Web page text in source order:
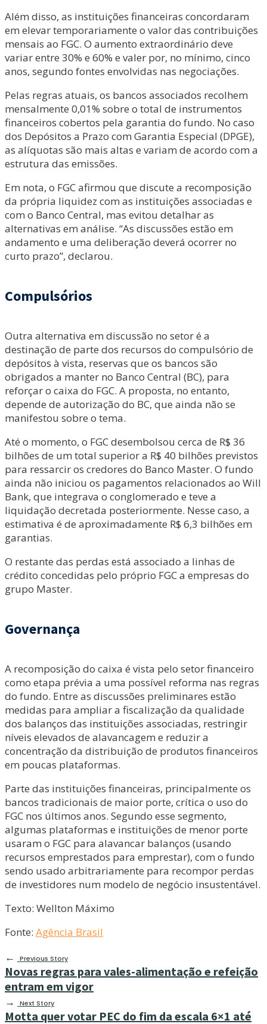
Além disso, as instituições financeiras concordaram
em elevar temporariamente o valor das contribuições
mensais ao FGC. O aumento extraordinário deve
variar entre 30% e 60% e valer por, no mínimo, cinco
anos, segundo fontes envolvidas nas negociações.
Pelas regras atuais, os bancos associados recolhem
mensalmente 0,01% sobre o total de instrumentos
financeiros cobertos pela garantia do fundo. No caso
dos Depósitos a Prazo com Garantia Especial (DPGE),
as alíquotas são mais altas e variam de acordo com a
estrutura das emissões.
Em nota, o FGC afirmou que discute a recomposição
da própria liquidez com as instituições associadas e
com o Banco Central, mas evitou detalhar as
alternativas em análise. “As discussões estão em
andamento e uma deliberação deverá ocorrer no
curto prazo”, declarou.
Compulsórios
Outra alternativa em discussão no setor é a
destinação de parte dos recursos do compulsório de
depósitos à vista, reservas que os bancos são
obrigados a manter no Banco Central (BC), para
reforçar o caixa do FGC. A proposta, no entanto,
depende de autorização do BC, que ainda não se
manifestou sobre o tema.
Até o momento, o FGC desembolsou cerca de R$ 36
bilhões de um total superior a R$ 40 bilhões previstos
para ressarcir os credores do Banco Master. O fundo
ainda não iniciou os pagamentos relacionados ao Will
Bank, que integrava o conglomerado e teve a
liquidação decretada posteriormente. Nesse caso, a
estimativa é de aproximadamente R$ 6,3 bilhões em
garantias.
O restante das perdas está associado a linhas de
crédito concedidas pelo próprio FGC a empresas do
grupo Master.
Governança
A recomposição do caixa é vista pelo setor financeiro
como etapa prévia a uma possível reforma nas regras
do fundo. Entre as discussões preliminares estão
medidas para ampliar a fiscalização da qualidade
dos balanços das instituições associadas, restringir
níveis elevados de alavancagem e reduzir a
concentração da distribuição de produtos financeiros
em poucas plataformas.
Parte das instituições financeiras, principalmente os
bancos tradicionais de maior porte, crítica o uso do
FGC nos últimos anos. Segundo esse segmento,
algumas plataformas e instituições de menor porte
usaram o FGC para alavancar balanços (usando
recursos emprestados para emprestar), com o fundo
sendo usado arbitrariamente para recompor perdas
de investidores num modelo de negócio insustentável.
Texto: Wellton Máximo
Fonte: Agência Brasil
←
Previous Story
Novas regras para vales-alimentação e refeição
entram em vigor
→ Next Story
Motta quer votar PEC do fim da escala 6×1 até